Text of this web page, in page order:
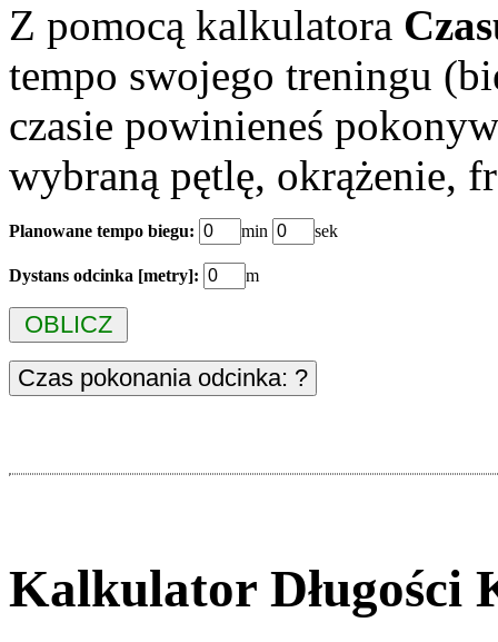
Z pomocą kalkulatora
tempo swojego treningu
czasie powinieneś
wybraną pętlę, okrążenie,
Planowane tempo biegu: min sek
Dystans odcinka [metry]: m
Kalkulator Długości